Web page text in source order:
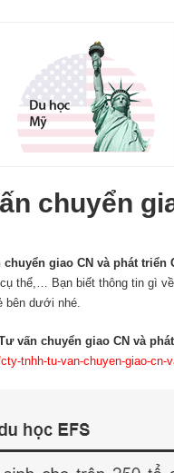
chuyển
chuyển giao CN và phát triển
thể,… Bạn biết thông tin gì về
dưới nhé.
vấn chuyển giao CN và
tnhh-tu-van-chuyen-giao-cn-